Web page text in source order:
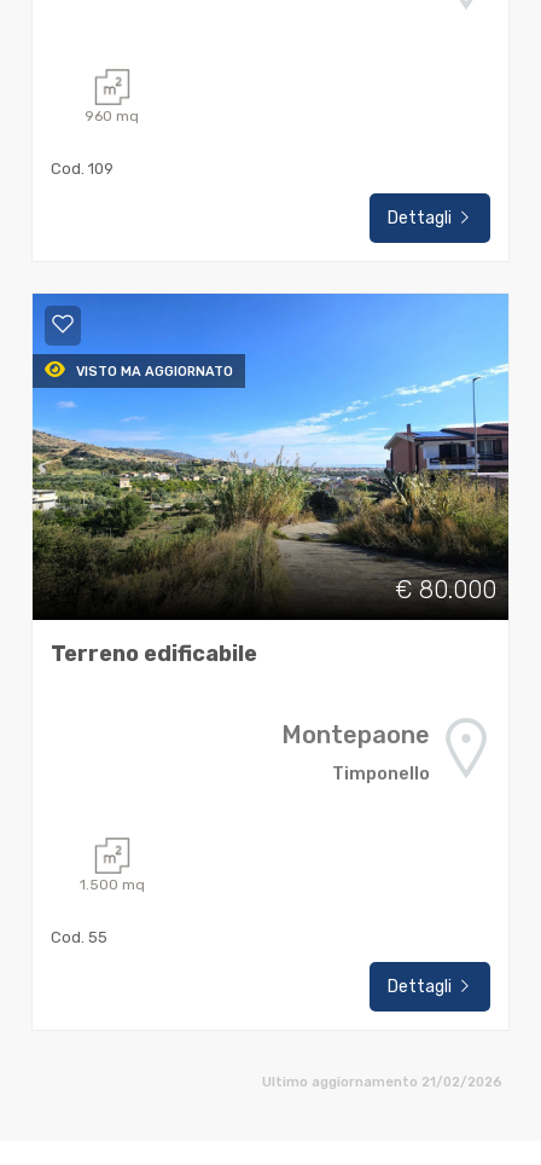
960 mq
Cod. 109
Dettagli
VISTO MA AGGIORNATO
€ 80.000
Terreno edificabile
Montepaone
Timponello
1.500 mq
Cod. 55
Dettagli
Ultimo aggiornamento 21/02/2026